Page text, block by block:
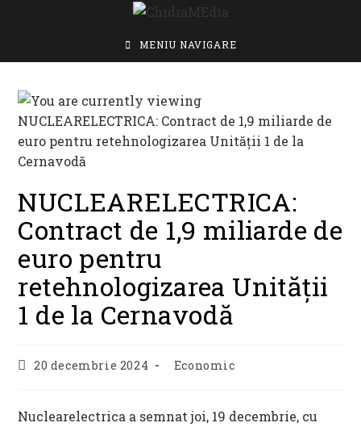
MENIU NAVIGARE
NUCLEARELECTRICA:
Contract de 1,9 miliarde de
euro pentru
retehnologizarea Unității
1 de la Cernavodă
Post20 decembrie 2024
Post
Economic
Nuclearelectrica a semnat joi, 19 decembrie, cu